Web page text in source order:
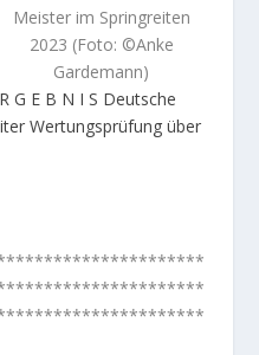
Meister im Springreiten
2023 (Foto: ©Anke
Gardemann)
G E B N I S Deutsche
Wertungsprüfung über